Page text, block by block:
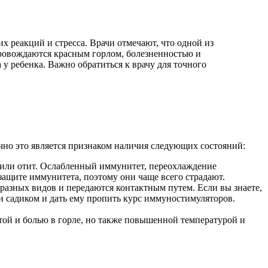
и стресса. Врачи отмечают, что одной из
красным горлом, болезненностью и
Важно обратиться к врачу для точного
это является признаком наличия следующих состояний:
отит. Ослабленный иммунитет, переохлаждение
иммунитета, поэтому они чаще всего страдают.
видов и передаются контактным путем. Если вы знаете,
садиком и дать ему пропить курс иммуностимуляторов.
и болью в горле, но также повышенной температурой и